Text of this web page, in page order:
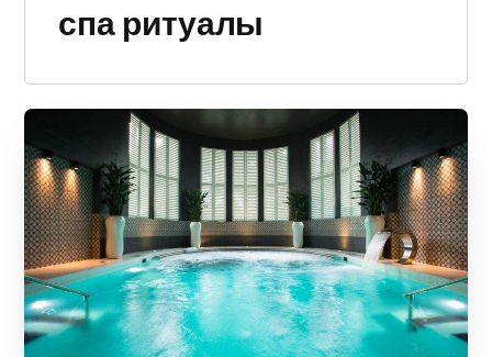
спа ритуалы